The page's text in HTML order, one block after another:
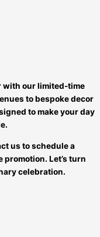
with our limited-time
to bespoke decor
to make your day
us to schedule a
Let’s turn
celebration.